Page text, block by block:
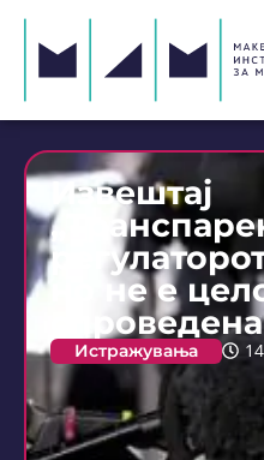
Извештај
но не е
Истражувања